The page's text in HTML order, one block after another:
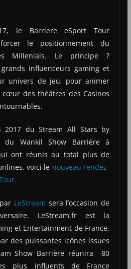
le Barriere eSport Tour
le positionnement du
Millenials. Le principe ?
influenceurs gaming et
univers de jeu, pour animer
des théâtres des Casinos
2017 du Stream All Stars by
Wankil Show Barrière à
ont réunis au total plus de
voici le nouveau rendez-
LeStream sera l’occasion de
LeStream.fr est la
et Entertainment de France,
des puissantes icônes issues
Show Barrière réunira 80
plus influents de France